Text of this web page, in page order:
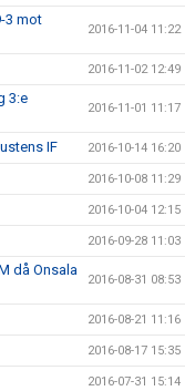
3 mot
2016-11-04 11:22
2016-11-02 12:49
3:e
2016-11-01 11:17
IF 2016-10-14 16:20
2016-10-08 11:29
2016-10-04 12:15
2016-09-28 11:03
då Onsala
2016-08-31 08:53
2016-08-21 11:16
2016-08-17 15:35
2016-07-31 15:14